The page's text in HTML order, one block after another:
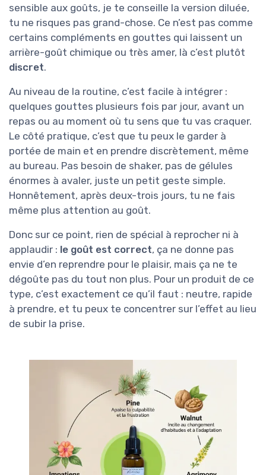
sensible aux goûts, je te conseille la version diluée,
tu ne risques pas grand-chose. Ce n’est pas comme
certains compléments en gouttes qui laissent un
arrière-goût chimique ou très amer, là c’est plutôt
discret.
Au niveau de la routine, c’est facile à intégrer :
quelques gouttes plusieurs fois par jour, avant un
repas ou au moment où tu sens que tu vas craquer.
Le côté pratique, c’est que tu peux le garder à
portée de main et en prendre discrètement, même
au bureau. Pas besoin de shaker, pas de gélules
énormes à avaler, juste un petit geste simple.
Honnêtement, après deux-trois jours, tu ne fais
même plus attention au goût.
Donc sur ce point, rien de spécial à reprocher ni à
applaudir : le goût est correct, ça ne donne pas
envie d’en reprendre pour le plaisir, mais ça ne te
dégoûte pas du tout non plus. Pour un produit de ce
type, c’est exactement ce qu’il faut : neutre, rapide
à prendre, et tu peux te concentrer sur l’effet au lieu
de subir la prise.